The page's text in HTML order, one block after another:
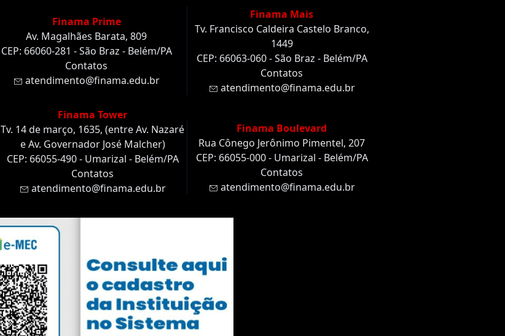
Finama Prime
Av. Magalhães Barata, 809
CEP: 66060-281 - São Braz - Belém/PA
Contatos
atendimento@finama.edu.br
Finama Mais
Tv. Francisco Caldeira Castelo Branco,
1449
CEP: 66063-060 - São Braz - Belém/PA
Contatos
atendimento@finama.edu.br
Finama Tower
Tv. 14 de março, 1635, (entre Av. Nazaré
e Av. Governador José Malcher)
CEP: 66055-490 - Umarizal - Belém/PA
Contatos
atendimento@finama.edu.br
Finama Boulevard
Rua Cônego Jerônimo Pimentel, 207
CEP: 66055-000 - Umarizal - Belém/PA
Contatos
atendimento@finama.edu.br